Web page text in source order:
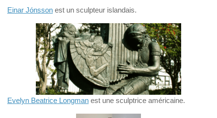
Einar Jónsson est un sculpteur islandais.
Evelyn Beatrice Longman est une sculptrice américaine.